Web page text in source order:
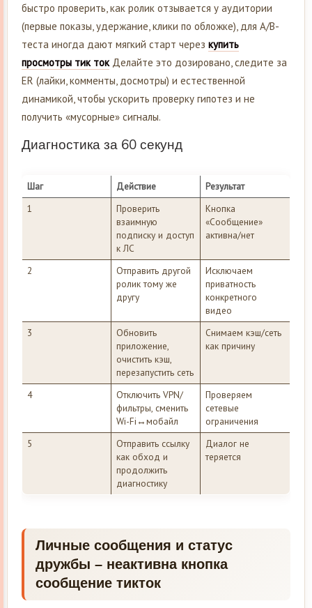
быстро проверить, как ролик отзывается у аудитории
(первые показы, удержание, клики по обложке), для A/B-
теста иногда дают мягкий старт через купить
просмотры тик токДелайте это дозировано, следите за
ER (лайки, комменты, досмотры) и естественной
динамикой, чтобы ускорить проверку гипотез и не
получить «мусорные» сигналы.
Диагностика за 60 секунд
Шаг Действие
Результат
1
Проверить
взаимную
подписку и доступ
к ЛС
Кнопка
«Сообщение»
активна/нет
2
Отправить другой
ролик тому же
другу
Исключаем
приватность
конкретного
видео
3
Обновить
приложение,
очистить кэш,
перезапустить сеть
Снимаем кэш/сеть
как причину
4
Отключить VPN/
фильтры, сменить
Wi-Fi↔мобайл
Проверяем
сетевые
ограничения
5
Отправить ссылку
как обход и
продолжить
диагностику
Диалог не
теряется
Личные сообщения и статус
дружбы – неактивна кнопка
сообщение тикток